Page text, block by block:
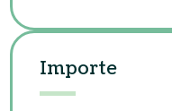
Importe